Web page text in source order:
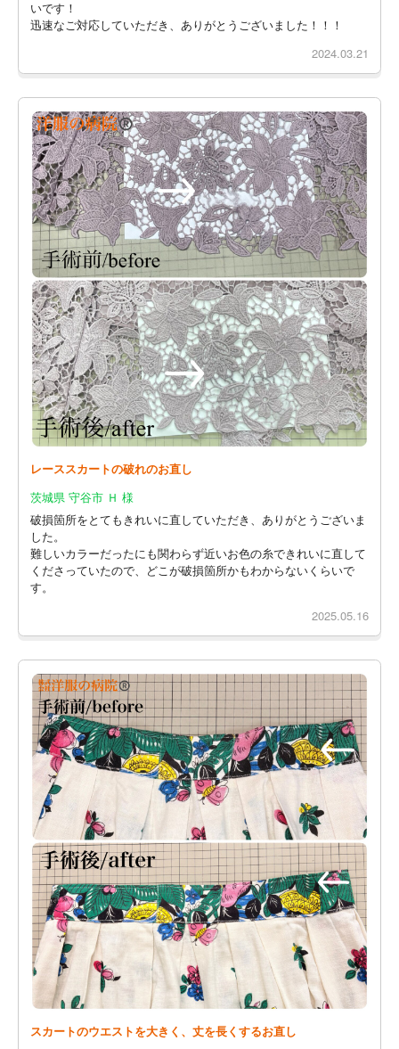
いです！
迅速なご対応していただき、ありがとうございました！！！
2024.03.21
レーススカートの破れのお直し
茨城県 守谷市 Ｈ 様
破損箇所をとてもきれいに直していただき、ありがとうございま
した。
難しいカラーだったにも関わらず近いお色の糸できれいに直して
くださっていたので、どこが破損箇所かもわからないくらいで
す。
2025.05.16
スカートのウエストを大きく、丈を長くするお直し